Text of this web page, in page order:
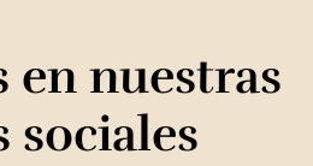
en nuestras
sociales